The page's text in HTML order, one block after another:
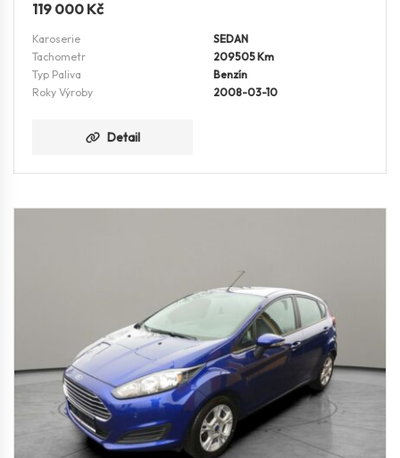
119 000 Kč
Karoserie
SEDAN
Tachometr
209505 Km
Typ Paliva
Benzín
Roky Výroby
2008-03-10
Detail